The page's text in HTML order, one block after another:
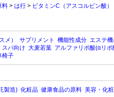
料 > は行 > ビタミンC（アスコルビン酸）
メ） サプリメント 機能性成分 エステ
スパ向け 大麦若葉 アルファリポ酸(αリポ
椅子
製造) 化粧品 健康食品の原料 美容・化